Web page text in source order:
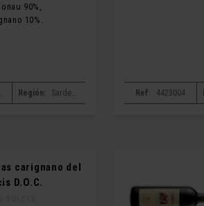
90%,
10%.
Región: Sardegna Ref: 4423004
carignano del
D.O.C.